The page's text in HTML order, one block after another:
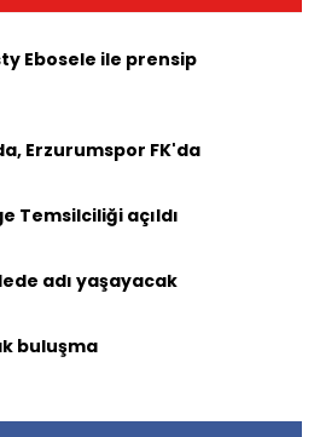
Ebosele ile prensip
Erzurumspor FK'da
Temsilciliği açıldı
adı yaşayacak
buluşma